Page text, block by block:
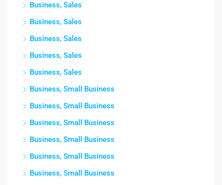
Business, Sales
Business, Sales
Business, Sales
Business, Sales
Business, Sales
Business, Small Business
Business, Small Business
Business, Small Business
Business, Small Business
Business, Small Business
Business, Small Business